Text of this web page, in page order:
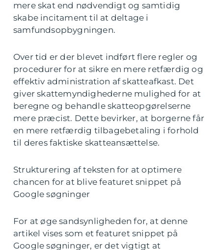
mere skat end nødvendigt og samtidig
skabe incitament til at deltage i
samfundsopbygningen.
Over tid er der blevet indført flere regler og
procedurer for at sikre en mere retfærdig og
effektiv administration af skatteafkast. Det
giver skattemyndighederne mulighed for at
beregne og behandle skatteopgørelserne
mere præcist. Dette bevirker, at borgerne får
en mere retfærdig tilbagebetaling i forhold
til deres faktiske skatteansættelse.
Strukturering af teksten for at optimere
chancen for at blive featuret snippet på
Google søgninger
For at øge sandsynligheden for, at denne
artikel vises som et featuret snippet på
Google søgninger, er det vigtigt at